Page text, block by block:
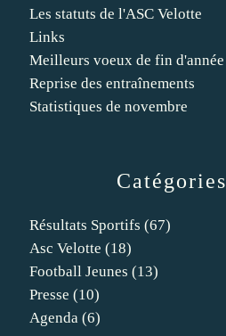
Catégories
Résultats Sportifs (67)
Asc Velotte (18)
Football Jeunes (13)
Presse (10)
Agenda (6)
Les statuts de l'ASC Velotte
Links
Meilleurs voeux de fin d'année
Reprise des entraînements
Statistiques de novembre